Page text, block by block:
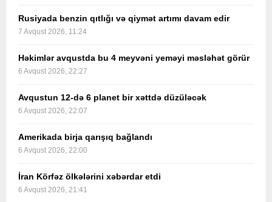
Rusiyada benzin qıtlığı və qiymət artımı davam edir
7 Avqust 2026, 11:24
Həkimlər avqustda bu 4 meyvəni yeməyi məsləhət görür
6 Avqust 2026, 22:27
Avqustun 12-də 6 planet bir xəttdə düzüləcək
6 Avqust 2026, 22:07
Amerikada birja qarışıq bağlandı
6 Avqust 2026, 22:00
İran Körfəz ölkələrini xəbərdar etdi
6 Avqust 2026, 21:41